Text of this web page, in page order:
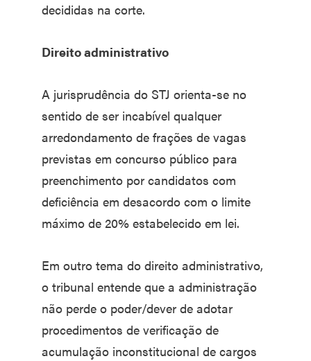
decididas na corte.
Direito administrativo
A jurisprudência do STJ orienta-se no
sentido de ser incabível qualquer
arredondamento de frações de vagas
previstas em concurso público para
preenchimento por candidatos com
deficiência em desacordo com o limite
máximo de 20% estabelecido em lei.
Em outro tema do direito administrativo,
o tribunal entende que a administração
não perde o poder/dever de adotar
procedimentos de verificação de
acumulação inconstitucional de cargos